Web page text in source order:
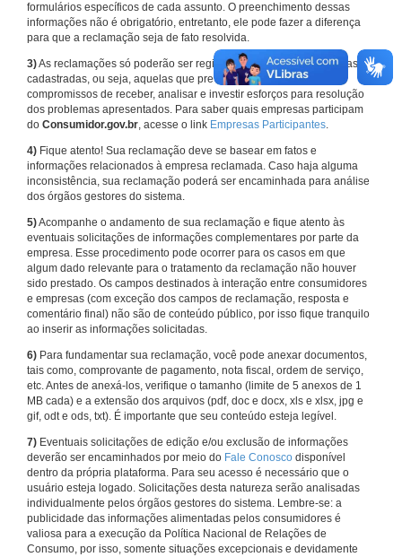
formulários específicos de cada assunto. O preenchimento dessas
informações não é obrigatório, entretanto, ele pode fazer a diferença
para que a reclamação seja de fato resolvida.
3)As reclamações só poderão ser registradas em face de empresas
cadastradas, ou seja, aquelas que previamente assumiram
compromissos de receber, analisar e investir esforços para resolução
dos problemas apresentados. Para saber quais empresas participam
do Consumidor.gov.br, acesse o link Empresas Participantes.
4) Fique atento! Sua reclamação deve se basear em fatos e
informações relacionados à empresa reclamada. Caso haja alguma
inconsistência, sua reclamação poderá ser encaminhada para análise
dos órgãos gestores do sistema.
5)Acompanhe o andamento de sua reclamação e fique atento às
eventuais solicitações de informações complementares por parte da
empresa. Esse procedimento pode ocorrer para os casos em que
algum dado relevante para o tratamento da reclamação não houver
sido prestado. Os campos destinados à interação entre consumidores
e empresas (com exceção dos campos de reclamação, resposta e
comentário final) não são de conteúdo público, por isso fique tranquilo
ao inserir as informações solicitadas.
6) Para fundamentar sua reclamação, você pode anexar documentos,
tais como, comprovante de pagamento, nota fiscal, ordem de serviço,
etc. Antes de anexá-los, verifique o tamanho (limite de 5 anexos de 1
MB cada) e a extensão dos arquivos (pdf, doc e docx, xls e xlsx, jpg e
gif, odt e ods, txt). É importante que seu conteúdo esteja legível.
7) Eventuais solicitações de edição e/ou exclusão de informações
deverão ser encaminhados por meio do Fale Conosco disponível
dentro da própria plataforma. Para seu acesso é necessário que o
usuário esteja logado. Solicitações desta natureza serão analisadas
individualmente pelos órgãos gestores do sistema. Lembre-se: a
publicidade das informações alimentadas pelos consumidores é
valiosa para a execução da Política Nacional de Relações de
Consumo, por isso, somente situações excepcionais e devidamente